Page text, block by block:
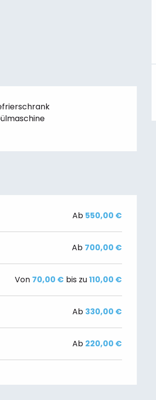
Ab 550,00 €
Ab 700,00 €
Von 70,00 € bis zu110,00 €
Ab 330,00 €
Ab 220,00 €